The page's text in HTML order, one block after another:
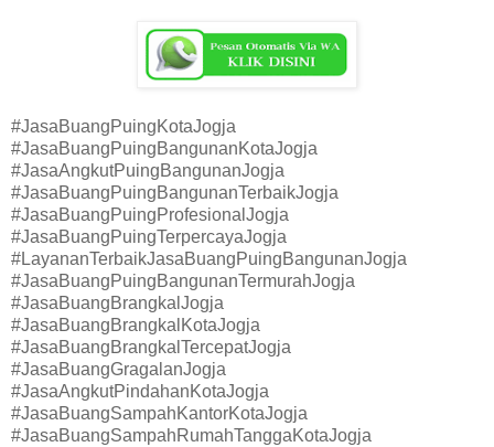
#JasaBuangPuingKotaJogja
#JasaBuangPuingBangunanKotaJogja
#JasaAngkutPuingBangunanJogja
#JasaBuangPuingBangunanTerbaikJogja
#JasaBuangPuingProfesionalJogja
#JasaBuangPuingTerpercayaJogja
#LayananTerbaikJasaBuangPuingBangunanJogja
#JasaBuangPuingBangunanTermurahJogja
#JasaBuangBrangkalJogja
#JasaBuangBrangkalKotaJogja
#JasaBuangBrangkalTercepatJogja
#JasaBuangGragalanJogja
#JasaAngkutPindahanKotaJogja
#JasaBuangSampahKantorKotaJogja
#JasaBuangSampahRumahTanggaKotaJogja